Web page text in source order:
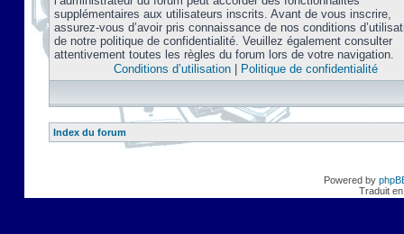
supplémentaires aux utilisateurs inscrits. Avant de vous inscrire,
assurez-vous d’avoir pris connaissance de nos conditions
de notre politique de confidentialité. Veuillez également consulter
attentivement toutes les règles du forum lors de votre navigation.
Conditions d’utilisation| Politique de confidentialité
Index du forum
Powered by
Traduit